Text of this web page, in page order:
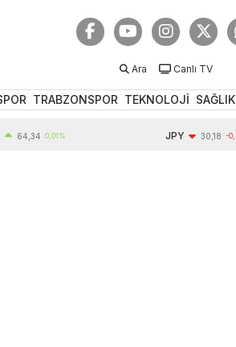
Ara Canlı TV
TRABZONSPOR TEKNOLOJİ SAĞLIK
0,01% 30,18 -0,31%